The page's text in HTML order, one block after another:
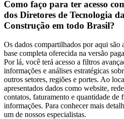
Como faço para ter acesso
dos Diretores de Tecnologia
Construção em todo Brasil?
Os dados compartilhados por aqui são
base completa oferecida na versão
Por lá, você terá acesso a filtros
informações e análises estratégicas
outros setores, regiões e portes. Ao
apresentados dados como website,
contatos, faturamento e quantidade de
informações. Para conhecer mais
um de nossos especialistas.